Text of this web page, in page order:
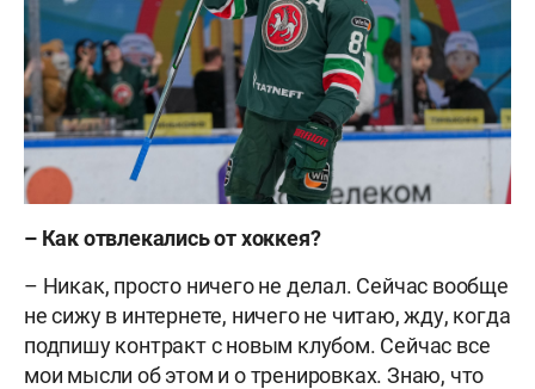
– Как отвлекались от хоккея?
– Никак, просто ничего не делал. Сейчас вообще
не сижу в интернете, ничего не читаю, жду, когда
подпишу контракт с новым клубом. Сейчас все
мои мысли об этом и о тренировках. Знаю, что